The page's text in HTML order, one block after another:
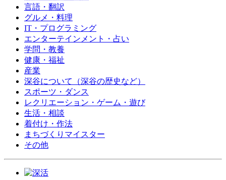
言語・翻訳
グルメ・料理
IT・プログラミング
エンターテインメント・占い
学問・教養
健康・福祉
産業
深谷について（深谷の歴史など）
スポーツ・ダンス
レクリエーション・ゲーム・遊び
生活・相談
着付け・作法
まちづくりマイスター
その他